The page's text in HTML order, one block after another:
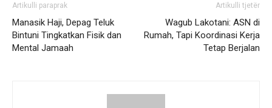
Artikulli paraprak
Manasik Haji, Depag Teluk
Bintuni Tingkatkan Fisik dan
Mental Jamaah
Artikulli tjetër
Wagub Lakotani: ASN di
Rumah, Tapi Koordinasi Kerja
Tetap Berjalan